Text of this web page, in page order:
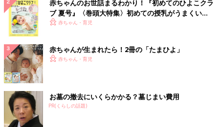
＜2020年10月から定期接種に＞
2020年10月から定期接種になりましたが、対象になるのは20年8
月以降に生まれた赤ちゃん。7月までに生まれた赤ちゃんは、生
後2ヶ月になったら任意接種でロタウイルスワクチンを受けまし
ょう。
数が変わります
現在、日本では「ロタリックス®」「ロタテック®」の２種類の
赤ちゃんのお世話まるわかり！『初めてのひよこクラ
ブ 夏号』〈巻頭大特集〉初めての授乳がうまくい
く！ おっぱい・ミルクの基本と夏のトラブル 解決テ
赤ちゃん・育児
赤ちゃんが生まれたら！2冊の「たまひよ」
赤ちゃん・育児
お墓の撤去にいくらかかる？墓じまい費用
PR(くらしの話題)